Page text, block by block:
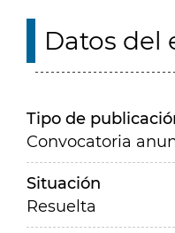
Datos del
Tipo de
Convocatoria
Situación
Resuelta